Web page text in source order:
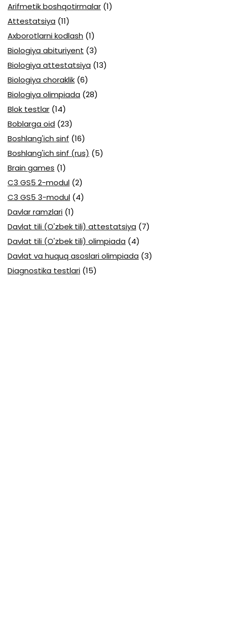
Arifmetik boshqotirmalar (1)
Attestatsiya (11)
Axborotlarni kodlash (1)
Biologiya abituriyent (3)
Biologiya attestatsiya (13)
Biologiya choraklik (6)
Biologiya olimpiada (28)
Blok testlar (14)
Boblarga oid (23)
Boshlang'ich sinf (16)
Boshlang'ich sinf (rus) (5)
Brain games (1)
C3 GS5 2-modul (2)
C3 GS5 3-modul (4)
Davlar ramzlari (1)
Davlat tili (O'zbek tili) attestatsiya (7)
Davlat tili (O'zbek tili) olimpiada (4)
Davlat va huquq asoslari olimpiada (3)
Diagnostika testlari (15)